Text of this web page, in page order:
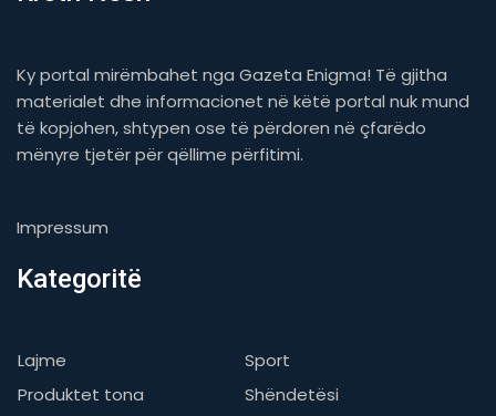
Ky portal mirëmbahet nga Gazeta Enigma! Të gjitha
materialet dhe informacionet në këtë portal nuk mund
të kopjohen, shtypen ose të përdoren në çfarëdo
mënyre tjetër për qëllime përfitimi.
Impressum
Kategoritë
Lajme
Sport
Produktet tona
Shëndetësi